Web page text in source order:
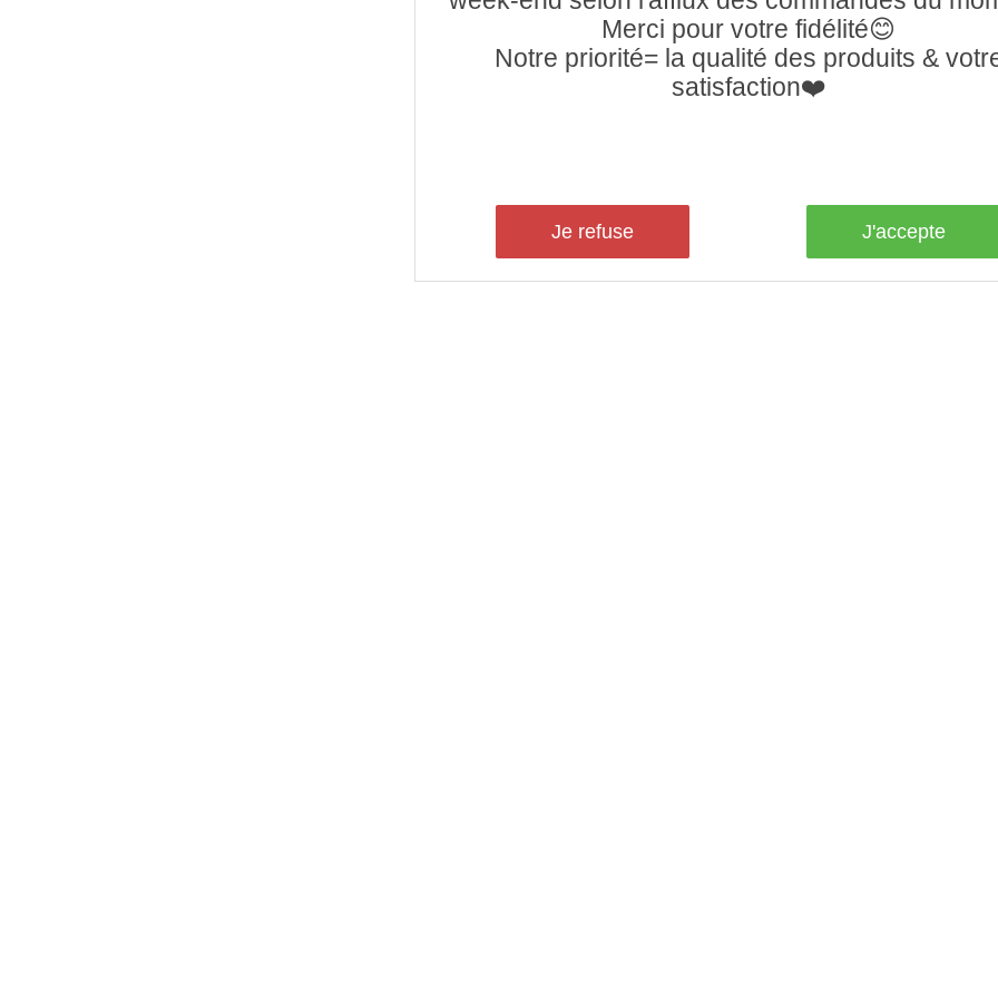
Merci pour votre fidélité😊
Notre priorité= la qualité des produits &
satisfaction❤️
Je refuse J'accepte